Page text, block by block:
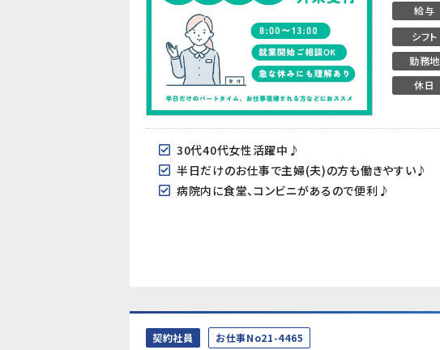
給与
シフト
勤務地
休日
30代40代女性活躍中♪
半日だけのお仕事で主婦(夫)の方も働きやすい♪
病院内に食堂、コンビニがあるので便利♪
契約社員 お仕事No21-4465